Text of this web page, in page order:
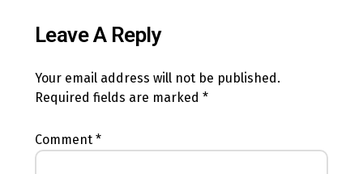
Leave A Reply
Your email address will not be published.
Required fields are marked *
Comment *